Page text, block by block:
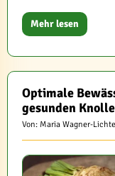
Mehr lesen
Optimale
gesunden
Von: Maria Wagner-